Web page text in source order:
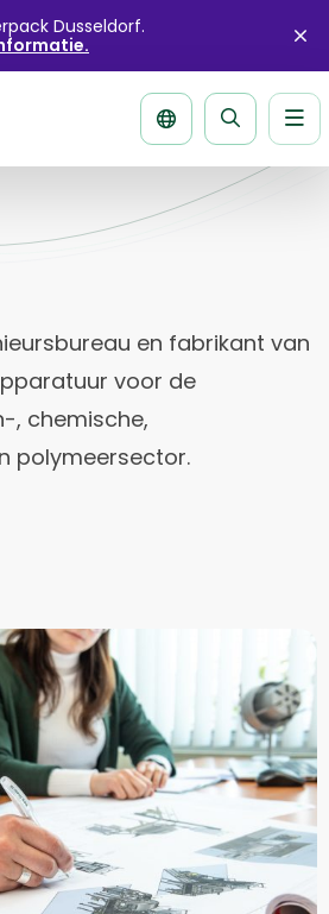
Dusseldorf.
Zoek
en fabrikant van
voor de
, chemische,
polymeersector.